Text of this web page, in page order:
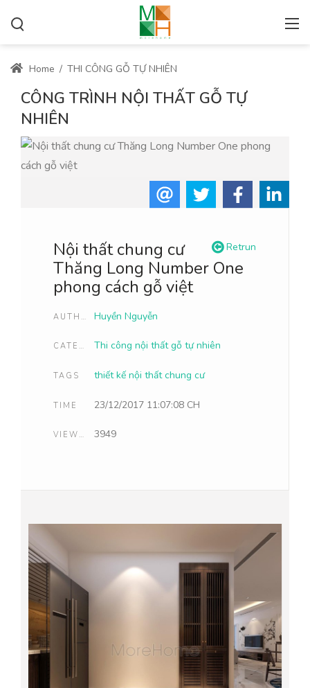
Home / THI CÔNG GỖ TỰ NHIÊN
CÔNG TRÌNH NỘI THẤT GỖ TỰ
NHIÊN
Retrun
Nội thất chung cư
Thăng Long Number One
phong cách gỗ việt
AUTHOR Huyền Nguyễn
CATEGORIES Thi công nội thất gỗ tự nhiên
TAGS thiết kế nội thất chung cư
TIME 23/12/2017 11:07:08 CH
VIEWCOUNT 3949